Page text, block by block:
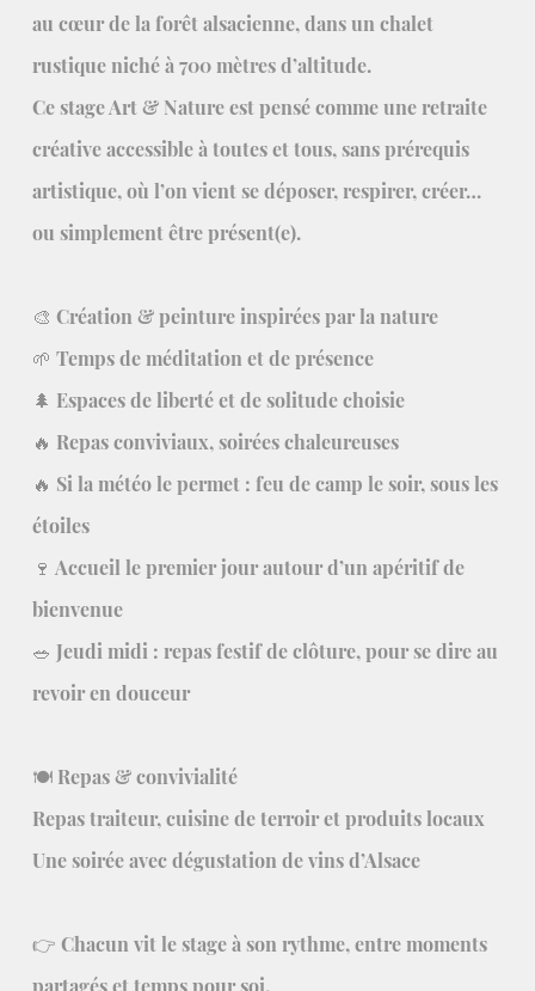
au cœur de la forêt alsacienne, dans un chalet
rustique niché à 700 mètres d’altitude.
Ce stage Art & Nature est pensé comme une retraite
créative accessible à toutes et tous, sans prérequis
artistique, où l’on vient se déposer, respirer, créer…
ou simplement être présent(e).
🎨 Création & peinture inspirées par la nature
🌱 Temps de méditation et de présence
🌲 Espaces de liberté et de solitude choisie
🔥 Repas conviviaux, soirées chaleureuses
🔥 Si la météo le permet : feu de camp le soir, sous les
étoiles
🍷 Accueil le premier jour autour d’un apéritif de
bienvenue
🥗 Jeudi midi : repas festif de clôture, pour se dire au
revoir en douceur
🍽️ Repas & convivialité
Repas traiteur, cuisine de terroir et produits locaux
Une soirée avec dégustation de vins d’Alsace
👉 Chacun vit le stage à son rythme, entre moments
partagés et temps pour soi.